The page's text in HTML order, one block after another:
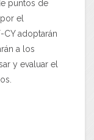
puntos de
por el
adoptarán
a los
y evaluar el